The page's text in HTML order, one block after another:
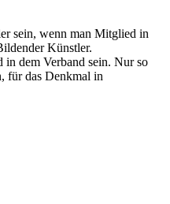
sein, wenn man Mitglied in
Künstler.
in dem Verband sein. Nur so
für das Denkmal in